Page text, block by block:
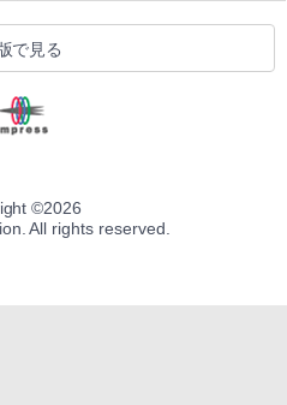
で見る
©2026
All rights reserved.